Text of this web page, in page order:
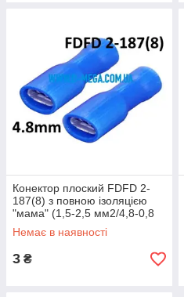
Конектор плоский FDFD 2-
187(8) з повною ізоляцією
"мама" (1,5-2,5 мм2/4,8-0,8
мм)
Немає в наявності
3 ₴